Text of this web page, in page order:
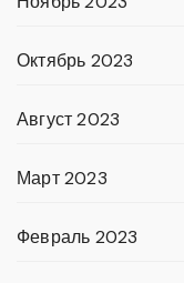
Октябрь 2023
Август 2023
Март 2023
Февраль 2023